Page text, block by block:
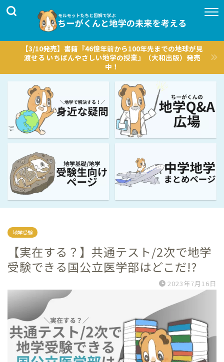
【3/10発売】書籍『46億年前から100年先までの地球が見
渡せる いちばんやさしい地学の授業』（大和出版）発売
中！
地学受験
【実在する？】共通テスト/2次で地学
受験できる国公立医学部はどこだ!?
2023年7月16日